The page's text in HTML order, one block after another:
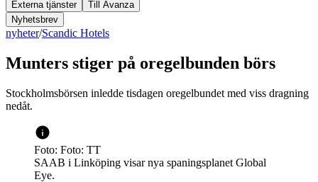
Externa tjänster
Till Avanza
Nyhetsbrev
nyheter/Scandic Hotels
Munters stiger på oregelbunden börs
Stockholmsbörsen inledde tisdagen oregelbundet med viss dragning
nedåt.
Foto: Foto: TT
SAAB i Linköping visar nya spaningsplanet Global
Eye.